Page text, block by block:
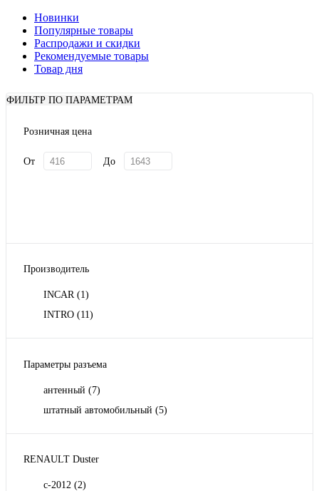
Новинки
Популярные товары
Распродажи и скидки
Рекомендуемые товары
Товар дня
ФИЛЬТР ПО ПАРАМЕТРАМ
Розничная цена
От До
Производитель
INCAR (1)
INTRO (11)
Параметры разъема
антенный (7)
штатный автомобильный (5)
RENAULT Duster
с-2012 (2)